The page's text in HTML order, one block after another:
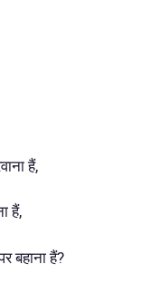
हैं,
हैं,
बहाना हैं?